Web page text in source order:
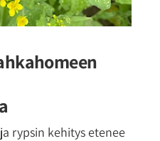
rypsin kehitys etenee